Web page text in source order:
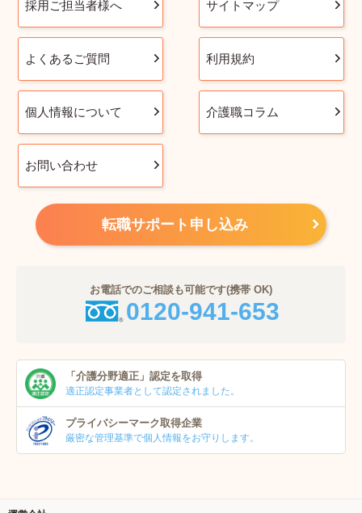
採用ご担当者様へ サイトマップ
よくあるご質問 利用規約
個人情報について 介護職コラム
お問い合わせ
転職サポート申し込み
お電話でのご相談も可能です(携帯 OK)
0120-941-653
「介護分野適正」 認定を取得
適正認定事業者として認定されました。
プライバシーマーク取得企業
厳密な管理基準で個人情報をお守りします。